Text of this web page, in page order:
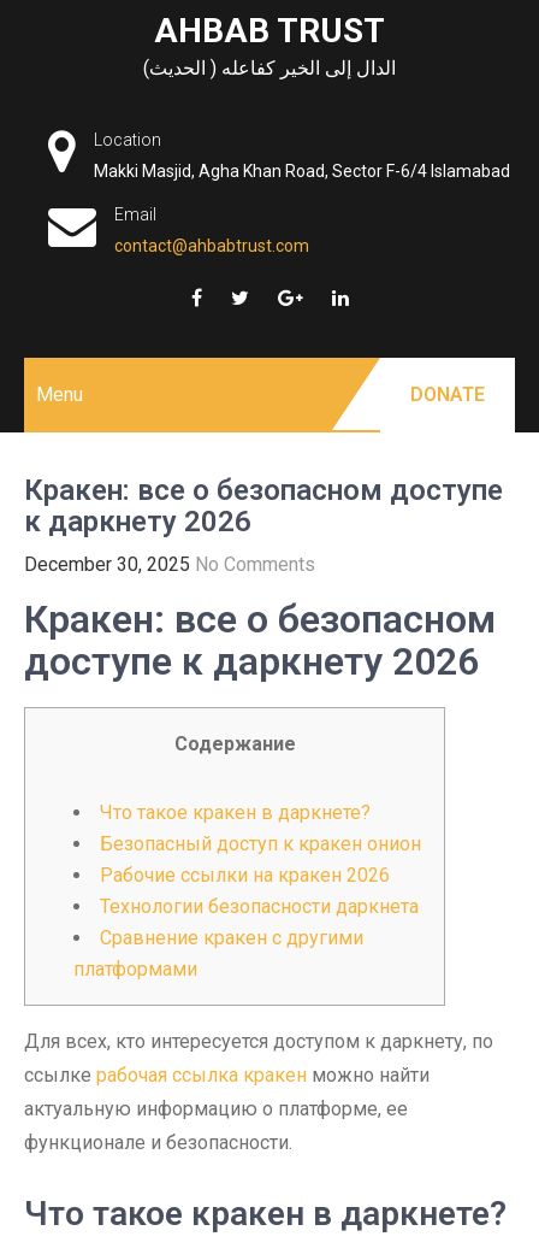
AHBAB TRUST
الدال إلى الخير كفاعله ( الحديث)
Location
Makki Masjid, Agha Khan Road, Sector F-6/4 Islamabad
Email
contact@ahbabtrust.com
Menu DONATE
Кракен: все о безопасном доступе
к даркнету 2026
December 30, 2025 No Comments
Кракен: все о безопасном
доступе к даркнету 2026
Содержание
Что такое кракен в даркнете?
Безопасный доступ к кракен онион
Рабочие ссылки на кракен 2026
Технологии безопасности даркнета
Сравнение кракен с другими
платформами
Для всех, кто интересуется доступом к даркнету, по
ссылке рабочая ссылка кракен можно найти
актуальную информацию о платформе, ее
функционале и безопасности.
Что такое кракен в даркнете?